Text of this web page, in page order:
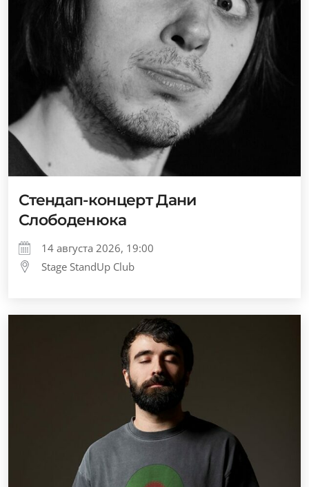
Стендап-концерт Дани
Слободенюка
14 августа 2026, 19:00
Stage StandUp Club